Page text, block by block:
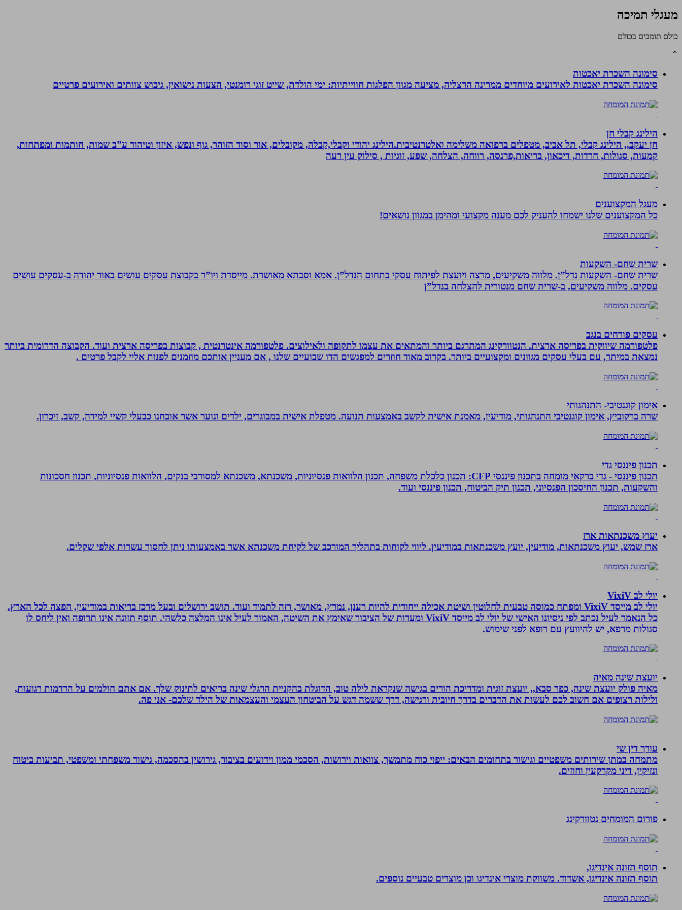
מעגלי תמיכה
כולם תומכים בכולם
⌃
סימונה השכרת יאכטות
סימונה השכרת יאכטות לאירועים מיוחדים ממרינה הרצליה, מציעה מגוון הפלגות חווייתיות: ימי הולדת, שייט זוגי רומנטי, הצעות נישואין, גיבוש צוותים ואירועים פרטיים
הילינג קבלי חן
חן יעקב,, הילינג קבלי, תל אביב, מטפלים ברפואה משלימה ואלטרנטיבית.הילינג יהודי וקבלי,קבלה, מקובלים, אור וסוד הזוהר, גוף ונפש, איזון וטיהור ע”ב שמות, חותמות ומפתחות,
קמעות, סגולות, חרדות, דיכאון, בריאות,פרנסה, רווחה, הצלחה, שפע, זוגיות , סילוק עין רעה
מעגל המקצוענים
כל המקצוענים שלנו ישמחו להעניק לכם מענה מקצועי ומהימן במגוון נושאים!
שרית שחם- השקעות
שרית שחם- השקעות נדל”ן. מלווה משקיעים, מרצה ויועצת לפיתוח עסקי בתחום הנדל”ן. אמא וסבתא מאושרת. ‏מייסדת ויו”ר בקבוצת עסקים עושים באור יהודה‏ ב-‏עסקים עושים
עסקים‏. ‏מלווה משקיעים, ב-‏שרית שחם מנטורית להצלחה בנדל”ן‏
עסקים פורחים בנגב
פלטפורמה שיווקית בפריסה ארצית. הנטוורקינג המתרגם ביותר והמתאים את עצמו לתקופה ולאילוצים. פלטפורמה אינטרנטית , קבוצות בפריסה ארצית ועוד. הקבוצה הדרומית ביותר
נמצאת במיתר, עם בעלי עסקים מגוונים ומקצועיים ביותר. בקרוב מאוד חוזרים למפגשים הדו שבועיים שלנו , אם מעניין אותכם מוזמנים לפנות אליי לקבל פרטים .
אימון קוגנטיבי- התנהגותי
שרה ברקוביץ, אימון קוגנטיבי התנהגותי, מודיעין, מאמנת אישית לקשב באמצעות תנועה. מטפלת אישית במבוגרים, ילדים ונוער אשר אובחנו כבעלי קשיי למידה, קשב, זיכרון.
תכנון פיננסי גדי
תכנון פיננסי - גדי ברקאי מומחה בתכנון פיננסי CFP: תכנון כלכלת משפחה, תכנון הלוואות פנסיוניות, משכנתא, משכנתא למסורבי בנקים, הלוואות פנסיוניות, תכנון חסכונות
והשקעות, תכנון החיסכון הפנסיוני, תכנון תיק הביטוח, תכנון פיננסי ועוד.
יעוץ משכנתאות ארז
ארז שמש, יעוץ משכנתאות, מודיעין, יועץ משכנתאות במודיעין. ליווי לקוחות בתהליך המורכב של לקיחת משכנתא אשר באמצעותו ניתן לחסוך עשרות אלפי שקלים.
יולי לב VixiV
יולי לב מייסד VixiV ומפתח כמוסה טבעית לחלוטין ושיטת אכילה ייחודית להיות רענן, נמרץ, מאושר, רזה לתמיד ועוד. תושב ירושלים ובעל מרכז בריאות במודיעין, הפצה לכל הארץ.
כל הנאמר לעיל נכתב לפי ניסיונו האישי של יולי לב מייסד VixiV ומעדות של הציבור שאימץ את השיטה, האמור לעיל אינו המלצה כלשהי. תוסף תזונה אינו תרופה ואין ליחס לו
סגולות מרפא, יש להיוועץ עם רופא לפני שימוש.
יועצת שינה מאיה
מאיה פולק יועצת שינה, כפר סבא,, יועצת זוגית ומדריכת הורים בגישה שנקראת לילה טוב, הדוגלת בהקניית הרגלי שינה בריאים לתינוק שלך. אם אתם חולמים על הרדמות רגועות,
ולילות רצופים אם חשוב לכם לעשות את הדברים בדרך חיובית ורגישה, דרך ששמה דגש על הביטחון העצמי והעצמאות של הילד שלכם- אני פה.
עורך דין שי
מתמחה במתן שירותים משפטיים וגישור בתחומים הבאים: ייפוי כוח מתמשך, צוואות וירושות, הסכמי ממון וידועים בציבור, גירושין בהסכמה, גישור משפחתי ומשפטי, תביעות ביטוח
ונזיקין, דיני מקרקעין וחוזים.
פורום המומחים נטוורקינג
תוסף תזונה אינדיגו,
תוסף תזונה אינדיגו, אשדוד. משווקת מוצרי אינדיגו וכן מוצרים טבעיים נוספים.